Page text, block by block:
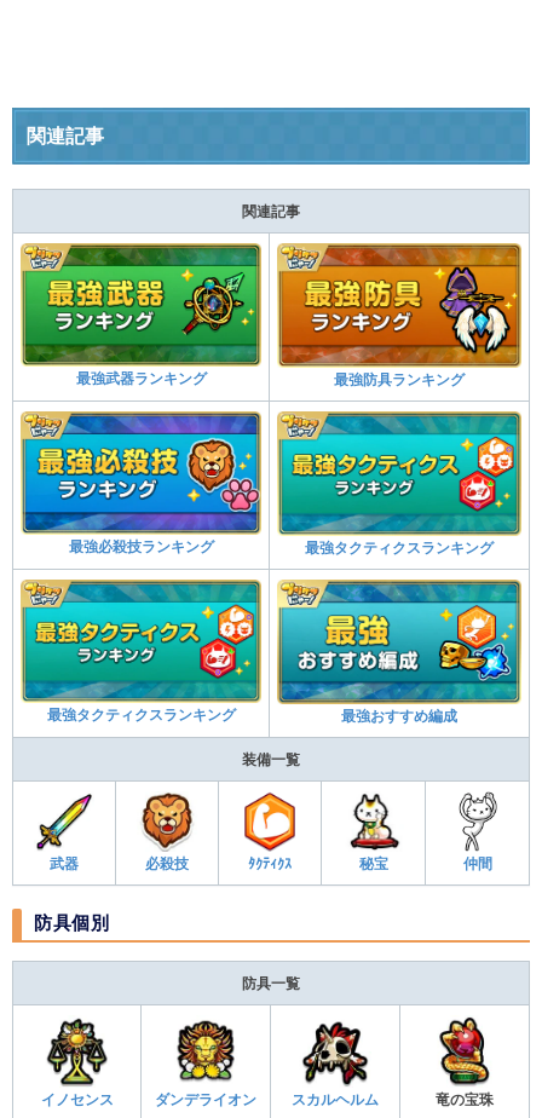
関連記事
関連記事
最強武器ランキング 最強防具ランキング
最強必殺技ランキング 最強タクティクスランキング
最強タクティクスランキング 最強おすすめ編成
装備一覧
武器 必殺技 ﾀｸﾃｨｸｽ 秘宝 仲間
防具個別
防具一覧
イノセンス ダンデライオン スカルヘルム 竜の宝珠